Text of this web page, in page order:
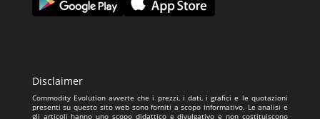
Disclaimer
Commodity Evolution avverte che i prezzi, i dati, i grafici e le quotazioni
presenti su questo sito web sono forniti a scopo informativo. Le analisi e
gli articoli hanno uno scopo didattico e divulgativo e non costituiscono